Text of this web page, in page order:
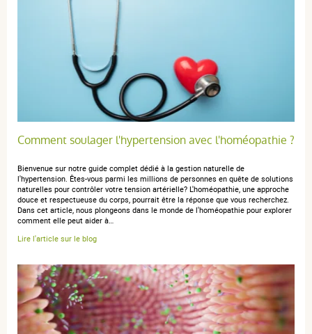
publié le 28 janvier 2026 suite à une commande du 08
Très bien. Je l'utilise depuis de nombreuses années
suite à une corticothérapie.
yolande C.publié le 19 novembre 2025 suite à une commande du
28 octobre 2025
5 / 5
produit que j'utilise depuis des années
martine m. publié le 11 avril 2025 suite à une commande du 17
Comment soulager l'hypertension avec l'homéopathie ?
Bienvenue sur notre guide complet dédié à la gestion naturelle de
l'hypertension. Êtes-vous parmi les millions de personnes en quête de solutions
naturelles pour contrôler votre tension artérielle? L'homéopathie, une approche
douce et respectueuse du corps, pourrait être la réponse que vous recherchez.
Dans cet article, nous plongeons dans le monde de l'homéopathie pour explorer
comment elle peut aider à…
Lire l'article sur le blog